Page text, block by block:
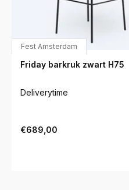
Fest Amsterdam
Friday barkruk zwart H75
Deliverytime
€689,00